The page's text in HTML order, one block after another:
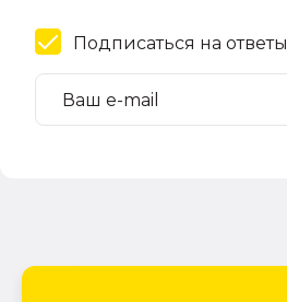
Подписаться на ответы